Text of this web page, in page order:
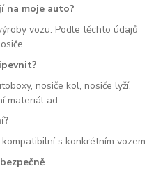
na moje auto?
vozu. Podle těchto údajů
nosiče kol, nosiče lyží,
materiál ad.
s konkrétním vozem.